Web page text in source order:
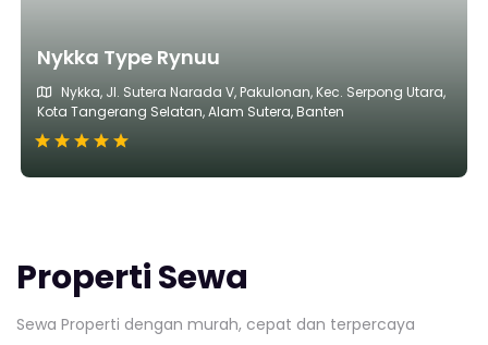
Nykka Type Rynuu
Nykka, Jl. Sutera Narada V, Pakulonan, Kec. Serpong Utara,
Kota Tangerang Selatan, Alam Sutera, Banten
Properti Sewa
Sewa Properti dengan murah, cepat dan terpercaya